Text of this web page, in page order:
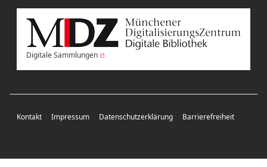
Digitale Sammlungen
Kontakt Impressum Datenschutzerklärung Barrierefreiheit